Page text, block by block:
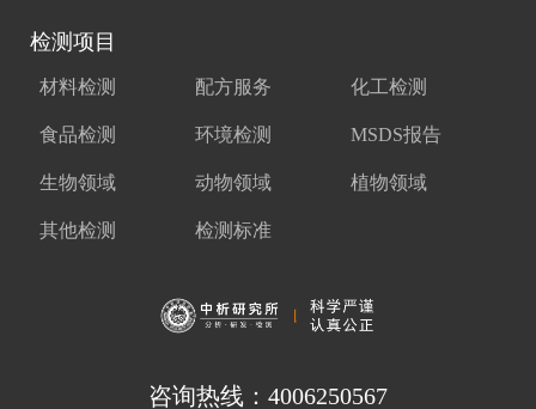
检测项目
材料检测 配方服务 化工检测
食品检测 环境检测 MSDS报告
生物领域 动物领域 植物领域
其他检测 检测标准
咨询热线：4006250567